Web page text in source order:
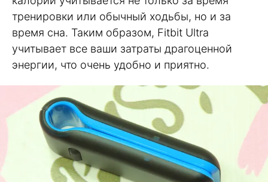
тренировки или обычный ходьбы, но и за
время сна. Таким образом, Fitbit Ultra
учитывает все ваши затраты драгоценной
энергии, что очень удобно и приятно.